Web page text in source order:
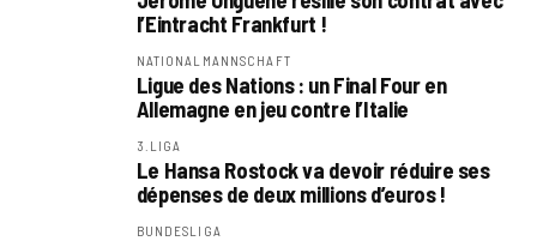
l’Eintracht Frankfurt !
NATIONALMANNSCHAFT
Ligue des Nations : un Final Four en
Allemagne en jeu contre l’Italie
3.LIGA
Le Hansa Rostock va devoir réduire ses
dépenses de deux millions d’euros !
BUNDESLIGA